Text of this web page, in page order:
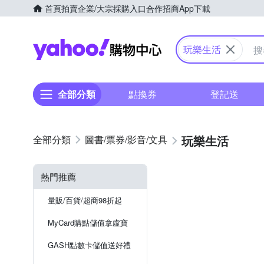
首頁拍賣企業/大宗採購入口合作招商App下載
Yahoo購物中心
玩樂生活
全部分類 點換券 登記送
圖書/票券/影音/文具 玩樂生活
熱門推薦
量販/百貨/超商98折起
MyCard購點儲值拿虛寶
GASH點數卡儲值送好禮